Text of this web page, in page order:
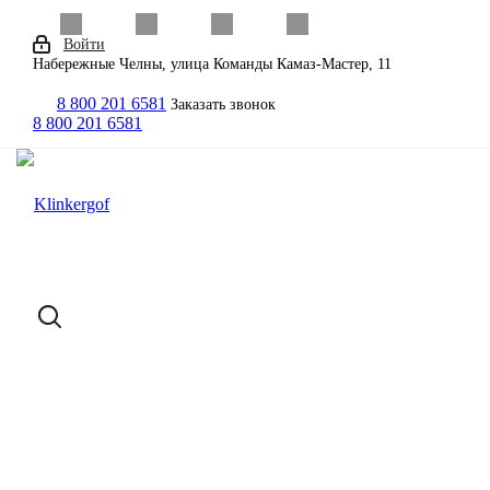
Войти
Набережные Челны, улица Команды Камаз-Мастер, 11
8 800 201 6581
8 800 201 6581
Заказать звонок